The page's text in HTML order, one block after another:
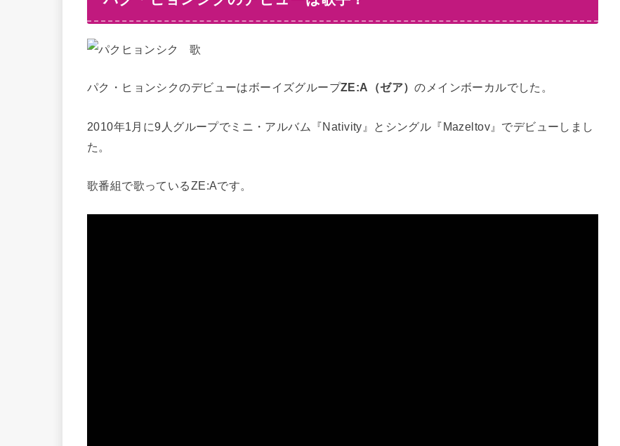
パク・ヒョンシクのデビューはボーイズグループZE:A（ゼア）のメインボーカルでした。
2010年1月に9人グループでミニ・アルバム『Nativity』とシングル『Mazeltov』でデビューしまし
た。
歌番組で歌っているZE:Aです。